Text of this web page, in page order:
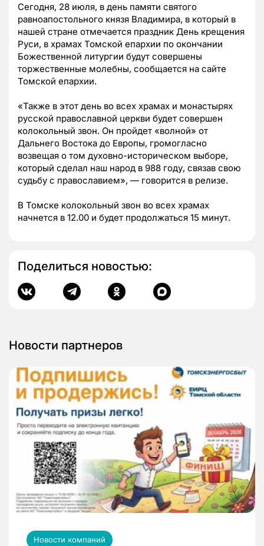
Сегодня, 28 июля, в день памяти святого
равноапостольного князя Владимира, в который в
нашей стране отмечается праздник День крещения
Руси, в храмах Томской епархии по окончании
Божественной литургии будут совершены
торжественные молебны, сообщается на сайте
Томской епархии.
«Также в этот день во всех храмах и монастырях
русской православной церкви будет совершен
колокольный звон. Он пройдет «волной» от
Дальнего Востока до Европы, громогласно
возвещая о том духовно-историческом выборе,
который сделал наш народ в 988 году, связав свою
судьбу с православием», — говорится в релизе.
В Томске колокольный звон во всех храмах
начнется в 12.00 и будет продолжаться 15 минут.
Поделиться новостью:
Новости партнеров
Новости компаний